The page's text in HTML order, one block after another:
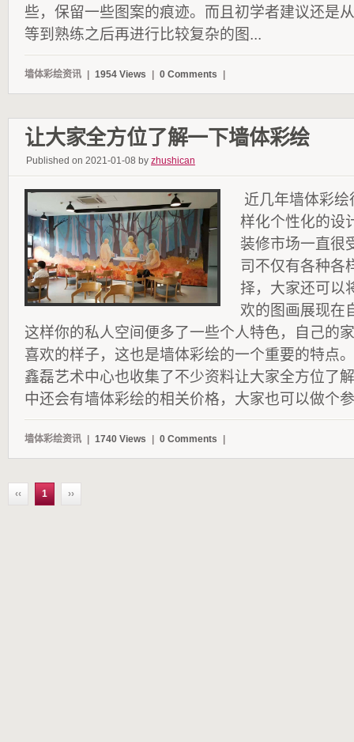
些，保留一些图案的痕迹。而且初学者建议还是
等到熟练之后再进行比较复杂的图...
墙体彩绘资讯 1954 Views 0 Comments
让大家全方位了解一下墙体彩绘
Published on 2021-01-08 by zhushican
近几年墙体彩
样化个性化的设
装修市场一直很
司不仅有各种各
择，大家还可以
欢的图画展现在
这样你的私人空间便多了一些个人特色，自己的
喜欢的样子，这也是墙体彩绘的一个重要的特点
鑫磊艺术中心也收集了不少资料让大家全方位了
中还会有墙体彩绘的相关价格，大家也可以做个
墙体彩绘资讯 1740 Views 0 Comments
‹‹ 1 ››